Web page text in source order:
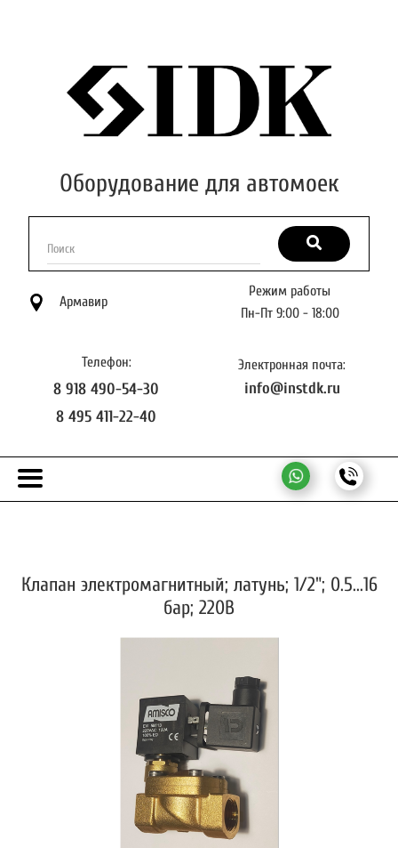
Оборудование для автомоек
Поиск
Армавир
Режим работы
Пн-Пт 9:00 - 18:00
Телефон:
8 918 490-54-30
8 495 411-22-40
Электронная почта:
info@instdk.ru
Клапан электромагнитный; латунь; 1/2"; 0.5...16
бар; 220В